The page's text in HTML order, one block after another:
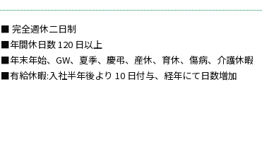
■ 完全週休二日制
■年間休日数 120 日以上
■年末年始、GW、夏季、慶弔、産休、育休、傷病、介護休暇
■有給休暇:入社半年後より 10 日付与、経年にて日数増加